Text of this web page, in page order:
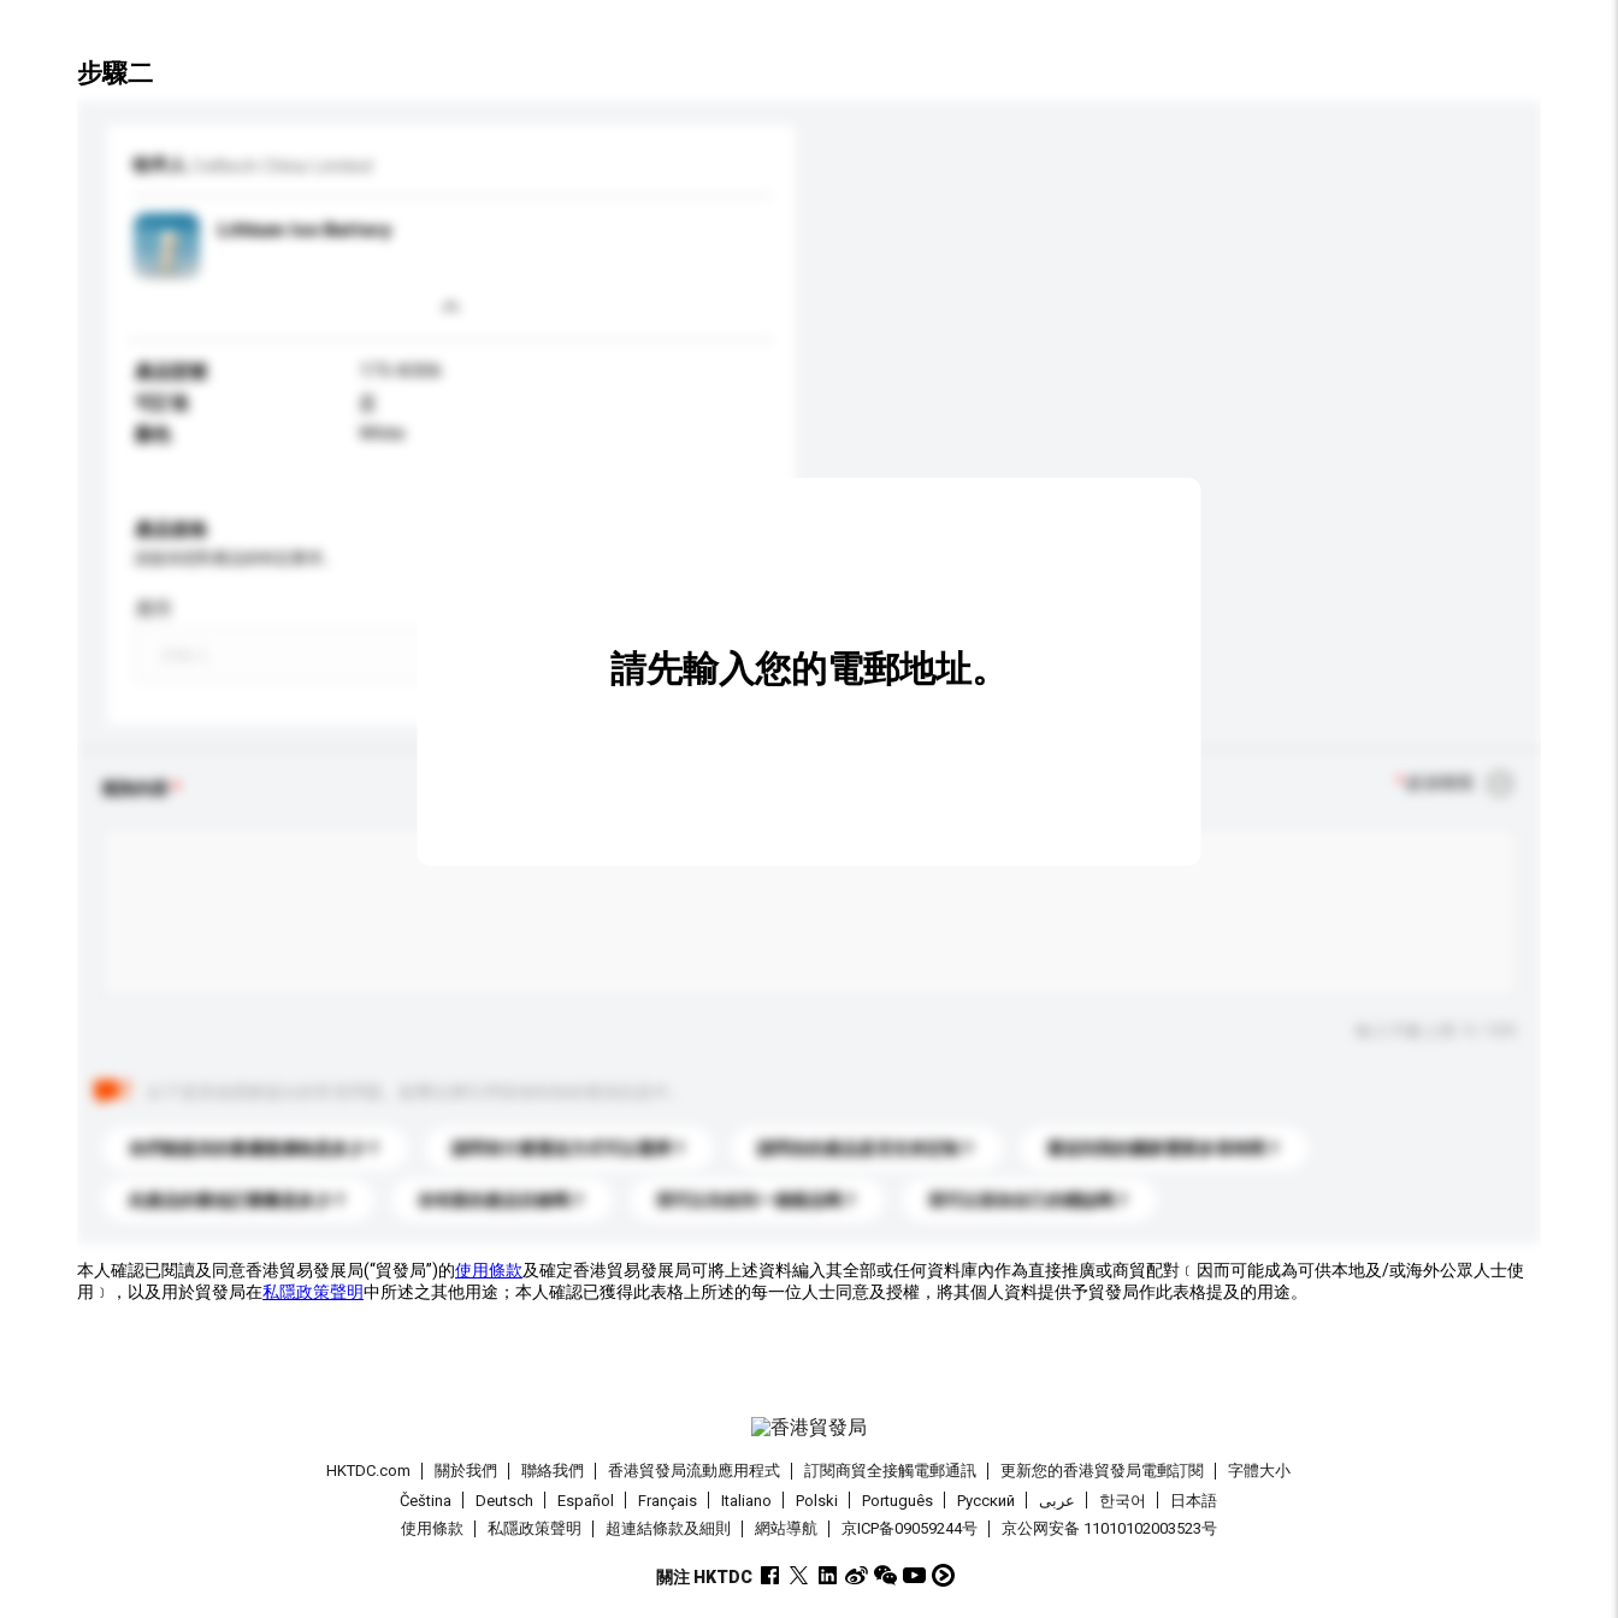
步驟二
收件人
Lithium Ion Battery
產品型號
175-8306
可訂造
是
顏色
White
產品規格
新增/刪除選項
查詢內容
你們能提供的最優惠價格是多少？ 請問有什麼運送方式可以選擇？ 請問你的產品是否支持定制？ 運送到我的國家需要多長時間？
此產品的最低訂購量是多少？ 你有新的產品目錄嗎？ 我可以先收到一個樣品嗎？ 我可以添加自己的標誌嗎？
請先輸入您的電郵地址。
本人確認已閱讀及同意香港貿易發展局(“貿發局”)的使用條款及確定香港貿易發展局可將上述資料編入其全部或任何資料庫內作為直接推廣或商貿配對﹝因而可能成為可供本地及/或海外公眾人士使
用﹞，以及用於貿發局在私隱政策聲明中所述之其他用途；本人確認已獲得此表格上所述的每一位人士同意及授權，將其個人資料提供予貿發局作此表格提及的用途。
HKTDC.com 關於我們 聯絡我們 香港貿發局流動應用程式 訂閱商貿全接觸電郵通訊 更新您的香港貿發局電郵訂閱
字體大小
Čeština
Deutsch Español Français Italiano Polski Português Pусский عربى 한국어
日本語
使用條款
私隱政策聲明 超連結條款及細則 網站導航 京ICP备09059244号 京公网安备 11010102003523号
關注 HKTDC